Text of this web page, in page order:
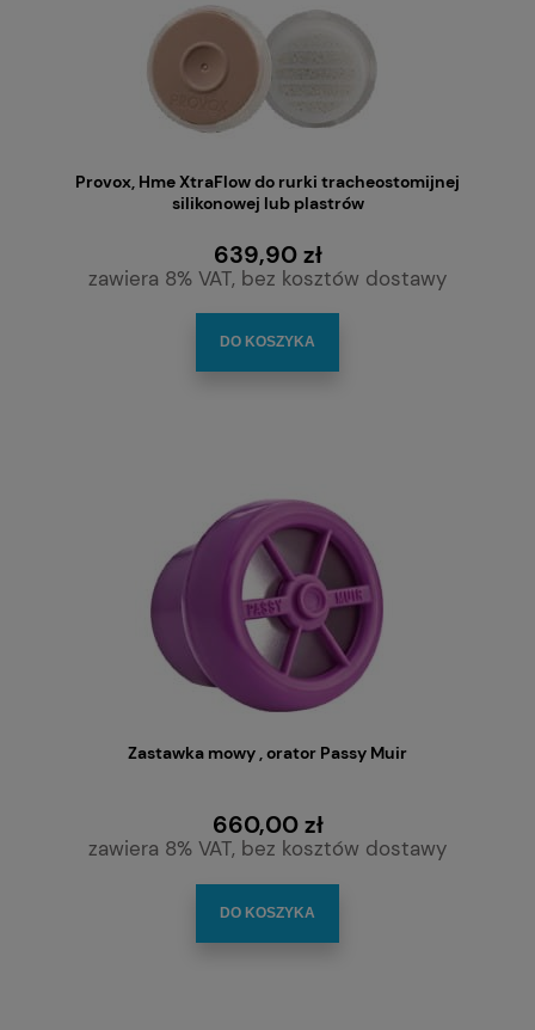
Provox, Hme XtraFlow do rurki tracheostomijnej
silikonowej lub plastrów
639,90 zł
zawiera 8% VAT, bez kosztów dostawy
DO KOSZYKA
Zastawka mowy , orator Passy Muir
660,00 zł
zawiera 8% VAT, bez kosztów dostawy
DO KOSZYKA